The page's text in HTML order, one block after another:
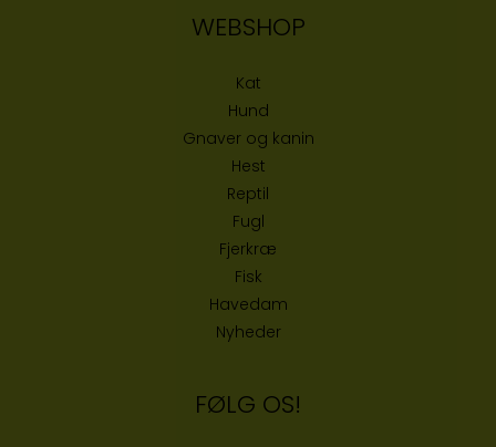
WEBSHOP
Kat
Hund
Gnaver og kanin
Hest
Reptil
Fugl
Fjerkræ
Fisk
Havedam
Nyheder
FØLG OS!